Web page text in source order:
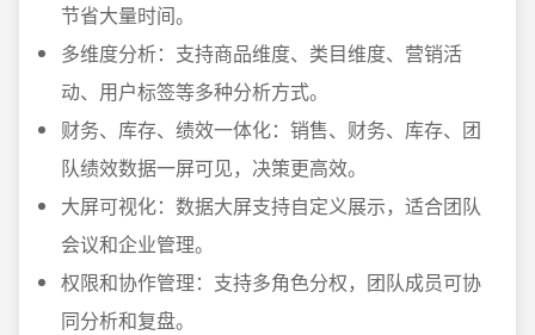
节省大量时间。
多维度分析：支持商品维度、类目维度、营销活
动、用户标签等多种分析方式。
财务、库存、绩效一体化：销售、财务、库存、团
队绩效数据一屏可见，决策更高效。
大屏可视化：数据大屏支持自定义展示，适合团队
会议和企业管理。
权限和协作管理：支持多角色分权，团队成员可协
同分析和复盘。